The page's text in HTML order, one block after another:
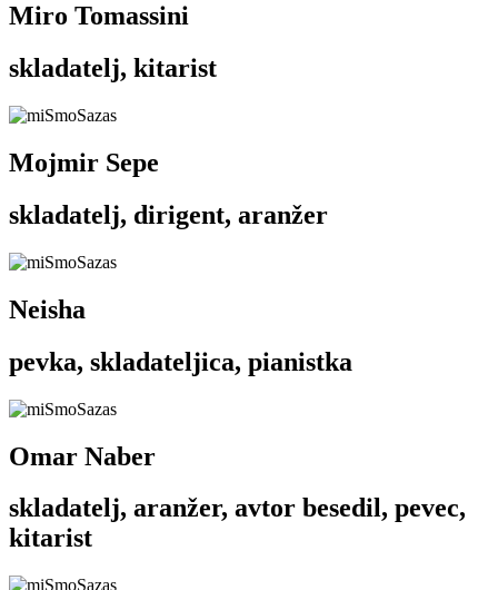
Miro Tomassini
skladatelj, kitarist
Mojmir Sepe
skladatelj, dirigent, aranžer
Neisha
pevka, skladateljica, pianistka
Omar Naber
skladatelj, aranžer, avtor besedil, pevec,
kitarist